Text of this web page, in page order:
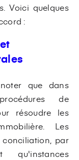
Voici quelques
:
que dans
de
résoudre les
Les
conciliation, par